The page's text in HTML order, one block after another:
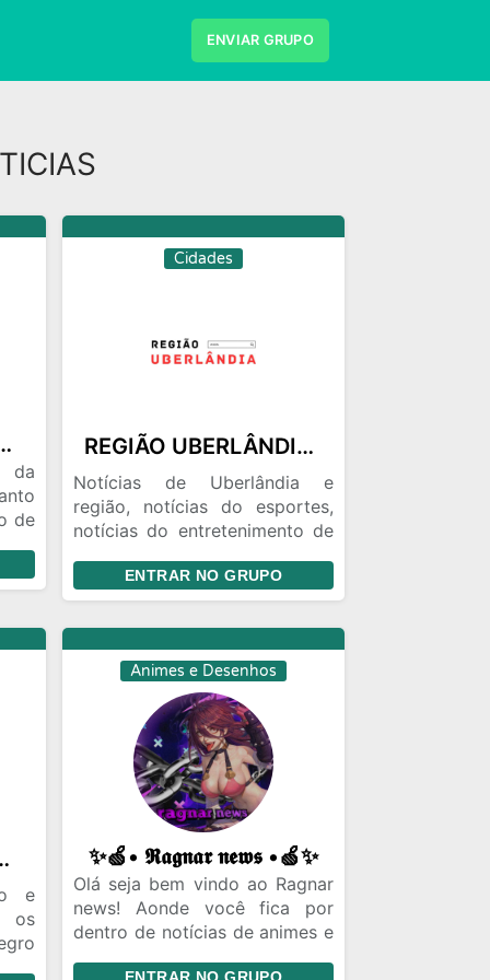
ENVIAR GRUPO
(Vip)
da
de
Cidades
REGIÃO UBERLÂNDIA 1️⃣
Notícias de Uberlândia e
região, notícias do esportes,
notícias do entretenimento de
ENTRAR NO GRUPO
🔴⚫
e
os
Animes e Desenhos
✨🍏• 𝕽𝖆𝖌𝖓𝖆𝖗 𝖓𝖊𝖜𝖘 •🍏✨
Olá seja bem vindo ao Ragnar
news! Aonde você fica por
dentro de notícias de animes e